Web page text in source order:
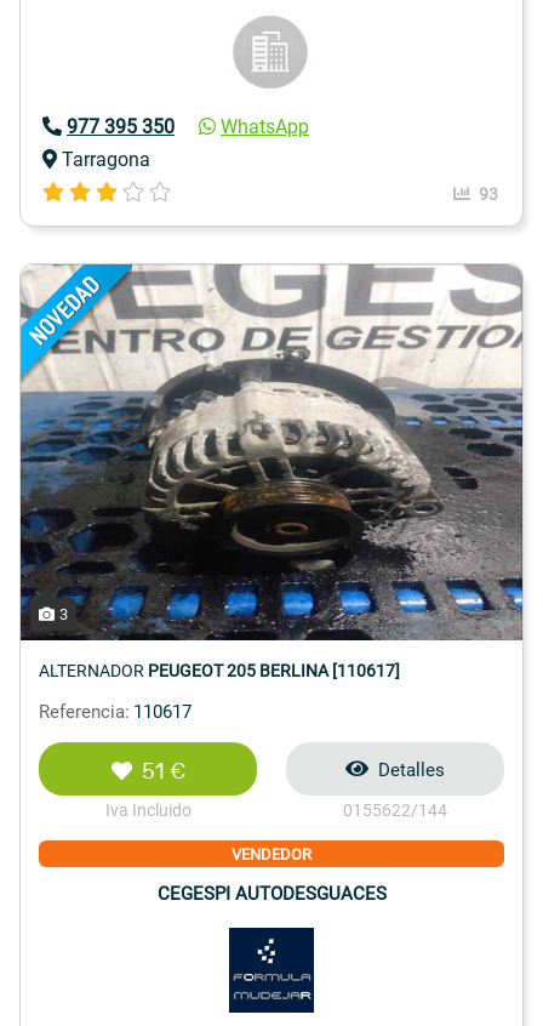
977 395 350
WhatsApp
Tarragona
93
3
ALTERNADOR PEUGEOT 205 BERLINA [110617]
Referencia: 110617
51 €
Iva Incluido
Detalles
0155622/144
VENDEDOR
CEGESPI AUTODESGUACES